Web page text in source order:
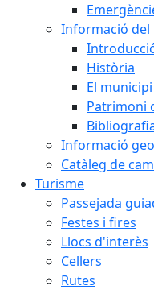
Informació del
Història
El
Patrimoni
Informació
Catàleg de
Turisme
Passejada
Festes i fires
Llocs d'interès
Cellers
Rutes